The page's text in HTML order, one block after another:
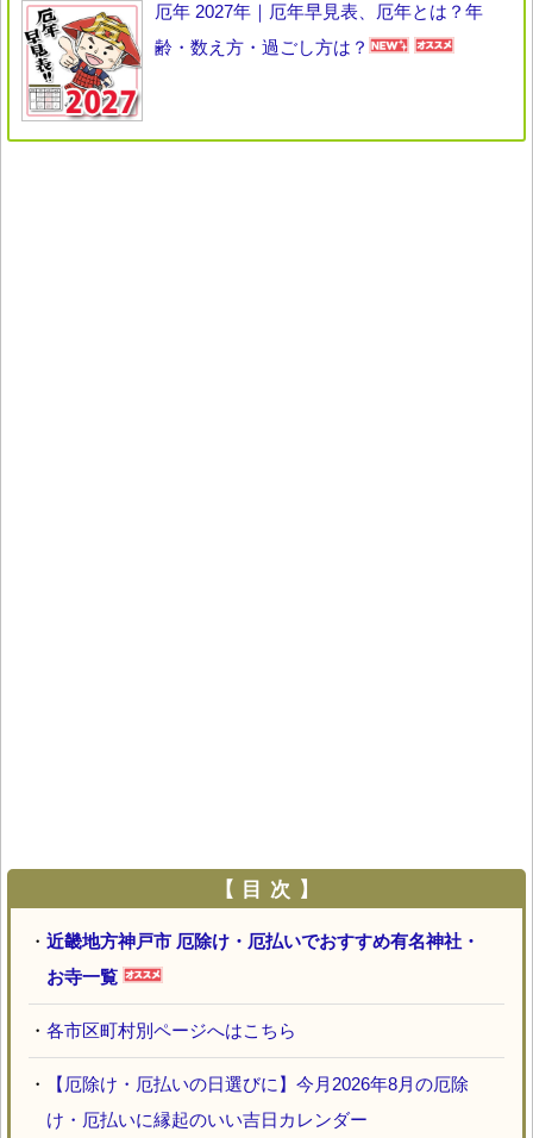
厄年 2027年｜厄年早見表、厄年とは？年
齢・数え方・過ごし方は？
【 目 次 】
・ 近畿地方神戸市 厄除け・厄払いでおすすめ有名神社・
お寺一覧
・ 各市区町村別ページへはこちら
・
【厄除け・厄払いの日選びに】今月2026年8月の厄除
け・厄払いに縁起のいい吉日カレンダー